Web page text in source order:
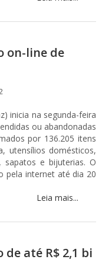
on-line de
inicia na segunda-feira
ou abandonadas
por 136.205 itens
utensílios domésticos,
sapatos e bijuterias. O
pela internet até dia 20
Leia mais...
de até R$ 2,1 bi